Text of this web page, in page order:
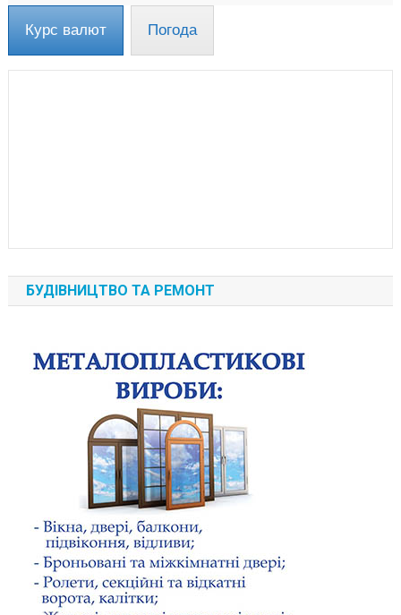
Курс валют Погода
БУДІВНИЦТВО ТА РЕМОНТ